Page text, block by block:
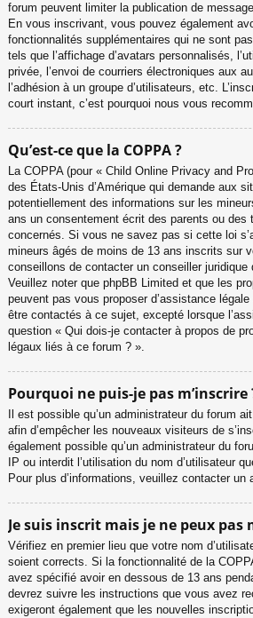
forum peuvent limiter la publication de
En vous inscrivant, vous pouvez également
fonctionnalités supplémentaires qui ne sont
tels que l’affichage d’avatars personnalisés,
privée, l’envoi de courriers électroniques aux
l’adhésion à un groupe d’utilisateurs, etc.
court instant, c’est pourquoi nous vous
Qu’est-ce que la COPPA ?
La COPPA (pour « Child Online Privacy and
des États-Unis d’Amérique qui demande aux
potentiellement des informations sur les
ans un consentement écrit des parents ou des
concernés. Si vous ne savez pas si cette loi
mineurs âgés de moins de 13 ans inscrits sur
conseillons de contacter un conseiller juridique
Veuillez noter que phpBB Limited et que les
peuvent pas vous proposer d’assistance
être contactés à ce sujet, excepté lorsque
question « Qui dois-je contacter à propos de
légaux liés à ce forum ? ».
Pourquoi ne puis-je pas m’inscrire
Il est possible qu’un administrateur du forum
afin d’empêcher les nouveaux visiteurs de
également possible qu’un administrateur du
IP ou interdit l’utilisation du nom d’utilisateur
Pour plus d’informations, veuillez contacter un
Je suis inscrit mais je ne peux pas
Vérifiez en premier lieu que votre nom
soient corrects. Si la fonctionnalité de la
avez spécifié avoir en dessous de 13 ans
devrez suivre les instructions que vous avez
exigeront également que les nouvelles